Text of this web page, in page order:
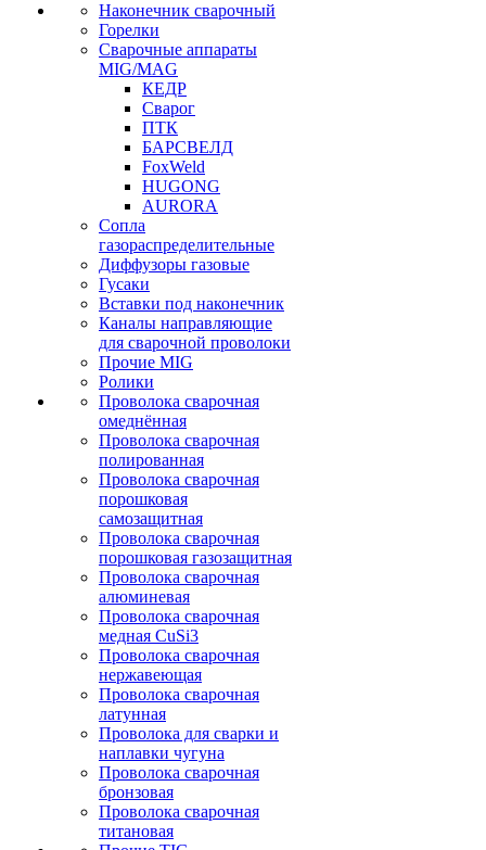
Наконечник сварочный
Горелки
Сварочные аппараты
MIG/MAG
КЕДР
Сварог
ПТК
БАРСВЕЛД
FoxWeld
HUGONG
AURORA
Сопла
газораспределительные
Диффузоры газовые
Гусаки
Вставки под наконечник
Каналы направляющие
для сварочной проволоки
Прочие MIG
Ролики
Проволока сварочная
омеднённая
Проволока сварочная
полированная
Проволока сварочная
порошковая
самозащитная
Проволока сварочная
порошковая газозащитная
Проволока сварочная
алюминевая
Проволока сварочная
медная CuSi3
Проволока сварочная
нержавеющая
Проволока сварочная
латунная
Проволока для сварки и
наплавки чугуна
Проволока сварочная
бронзовая
Проволока сварочная
титановая